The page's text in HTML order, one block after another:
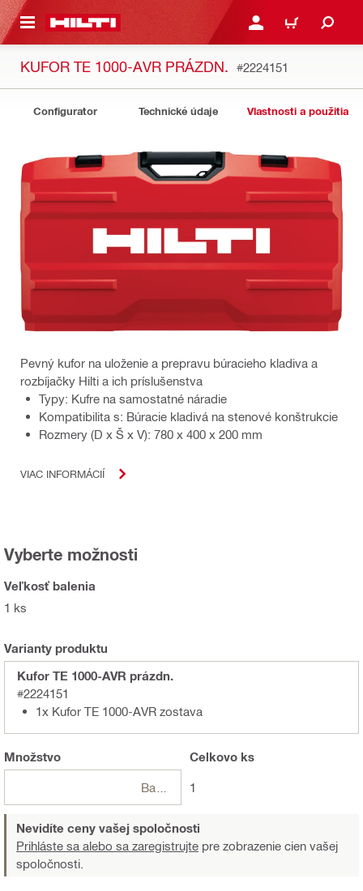
HLAVNÝ OBSAH PRIHLÁSIŤ ALEBO
KOŠÍK
KUFOR TE 1000-AVR PRÁZDN. #2224151
Configurator Technické údaje Vlastnosti a použitia
Pevný kufor na uloženie a prepravu búracieho kladiva a
rozbíjačky Hilti a ich príslušenstva
Typy: Kufre na samostatné náradie
Kompatibilita s: Búracie kladivá na stenové konštrukcie
Rozmery (D x Š x V): 780 x 400 x 200 mm
VIAC INFORMÁCIÍ
Vyberte možnosti
Veľkosť balenia
1 ks
Varianty produktu
Kufor TE 1000-AVR prázdn.
#2224151
1x Kufor TE 1000-AVR zostava
Množstvo Celkovo ks
1
Nevidíte ceny vašej spoločnosti
Prihláste sa alebo sa zaregistrujte pre zobrazenie cien vašej
spoločnosti.